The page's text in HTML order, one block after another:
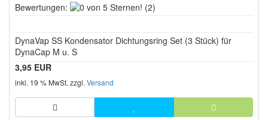
Bewertungen:
0
Sternen!
(2)
DynaVap SS Kondensator Dichtungsring Set (3 Stück) für
DynaCap M u. S
3,95 EUR
inkl. 19 % MwSt. zzgl. Versand